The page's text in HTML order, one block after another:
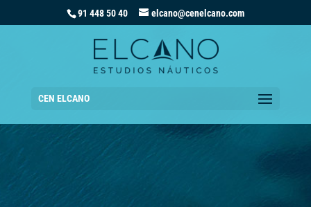
91 448 50 40 elcano@cenelcano.com
CEN ELCANO